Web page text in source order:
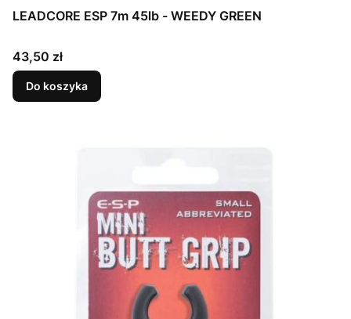
LEADCORE ESP 7m 45lb - WEEDY GREEN
Cena
43,50 zł
Do koszyka